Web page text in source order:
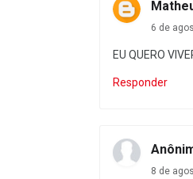
6 de
EU QUERO
Responder
8 de